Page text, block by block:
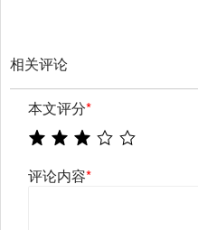
相关评论
本文评分*
评论内容*